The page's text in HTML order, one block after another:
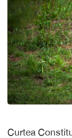
Curtea